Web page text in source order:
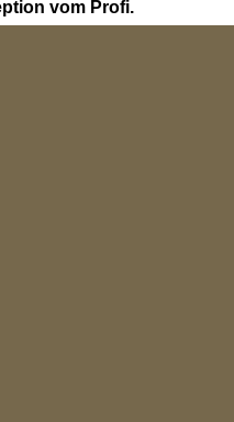
vom Profi.